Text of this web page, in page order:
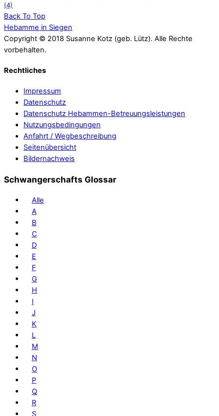
(4)
Back To Top
Hebamme in Siegen
Copyright © 2018 Susanne Kotz (geb. Lütz). Alle Rechte
vorbehalten.
Rechtliches
Impressum
Datenschutz
Datenschutz Hebammen-Betreuungsleistungen
Nutzungsbedingungen
Anfahrt / Wegbeschreibung
Seitenübersicht
Bildernachweis
Schwangerschafts Glossar
Alle
A
B
C
D
E
F
G
H
I
J
K
L
M
N
O
P
Q
R
S